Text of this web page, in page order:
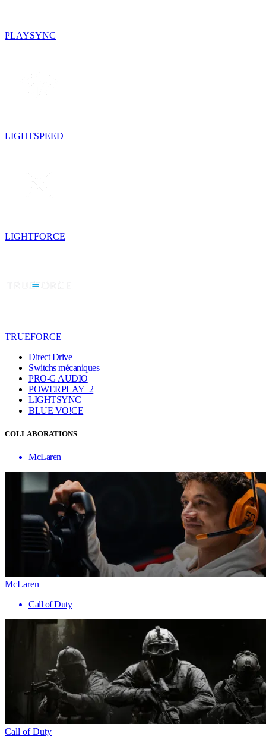
PLAYSYNC
LIGHTSPEED
LIGHTFORCE
TRUEFORCE
Direct Drive
Switchs mécaniques
PRO-G AUDIO
POWERPLAY 2
LIGHTSYNC
BLUE VO!CE
COLLABORATIONS
McLaren
McLaren
Call of Duty
Call of Duty